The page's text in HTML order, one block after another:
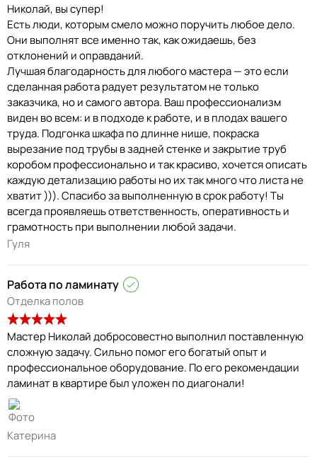
Николай, вы супер!
Есть люди, которым смело можно поручить любое дело.
Они выполнят все именно так, как ожидаешь, без
отклонений и оправданий.
Лучшая благодарность для любого мастера — это если
сделанная работа радует результатом не только
заказчика, но и самого автора. Ваш профессионализм
виден во всем: и в подходе к работе, и в плодах вашего
труда. Подгонка шкафа по длинне нише, покраска
вырезание под трубы в задней стенке и закрытие труб
коробом профессионально и так красиво, хочется описать
каждую детализацию работы но их так много что листа не
хватит ))). Спасибо за выполненную в срок работу! Ты
всегда проявляешь ответственность, оперативность и
грамотность при выполнении любой задачи.
Гуля
Работа по ламинату
Отделка полов
Мастер Николай добросовестно выполнил поставленную
сложную задачу. Сильно помог его богатый опыт и
профессиональное оборудование. По его рекомендации
ламинат в квартире был уложен по диагонали!
Катерина